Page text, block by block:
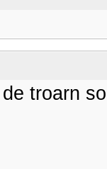
troarn